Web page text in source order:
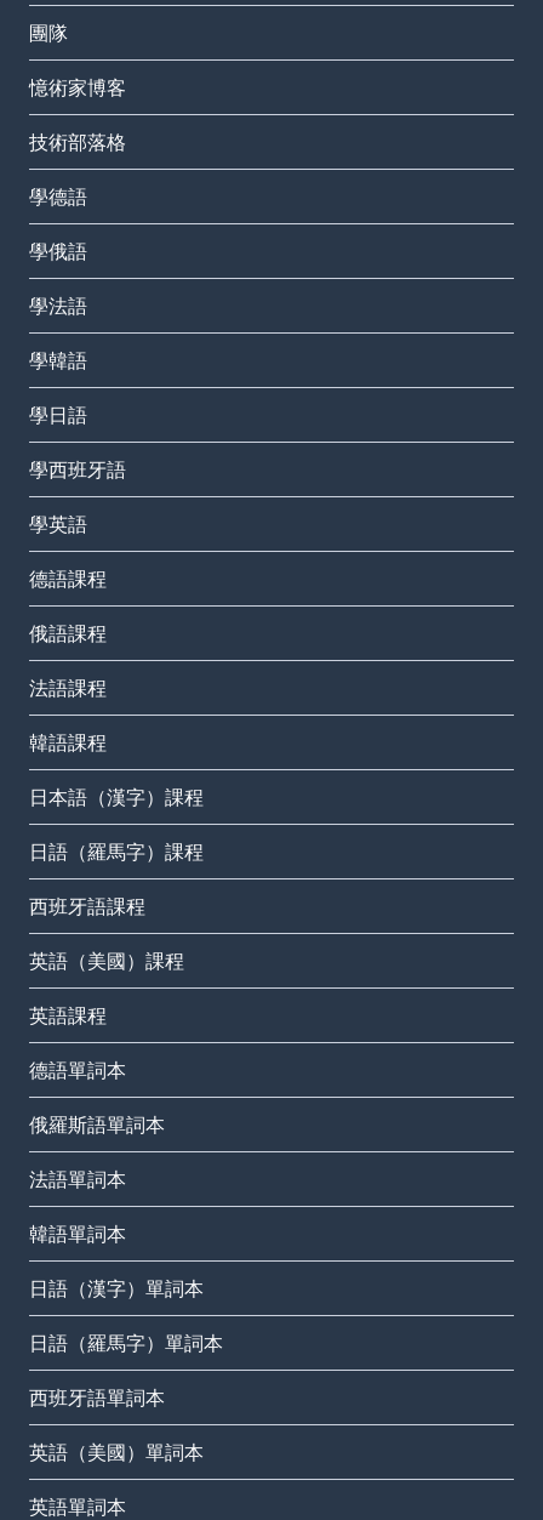
團隊
憶術家博客
技術部落格
學德語
學俄語
學法語
學韓語
學日語
學西班牙語
學英語
德語課程
俄語課程
法語課程
韓語課程
日本語（漢字）課程
日語（羅馬字）課程
西班牙語課程
英語（美國）課程
英語課程
德語單詞本
俄羅斯語單詞本
法語單詞本
韓語單詞本
日語（漢字）單詞本
日語（羅馬字）單詞本
西班牙語單詞本
英語（美國）單詞本
英語單詞本